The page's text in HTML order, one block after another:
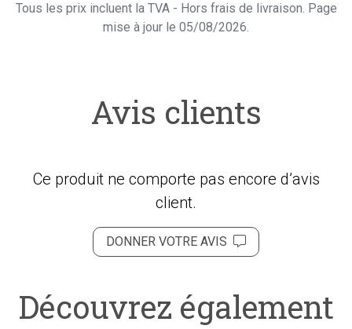
Tous les prix incluent la TVA - Hors frais de livraison. Page
mise à jour le 05/08/2026.
Avis clients
Ce produit ne comporte pas encore d’avis
client.
DONNER VOTRE AVIS
Découvrez également